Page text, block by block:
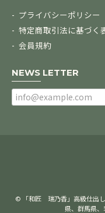
プライバシーポリシー
特定商取引法に基づく
会員規約
NEWS LETTER
© 「和匠 瑞乃香」高級仕出
県、群馬県